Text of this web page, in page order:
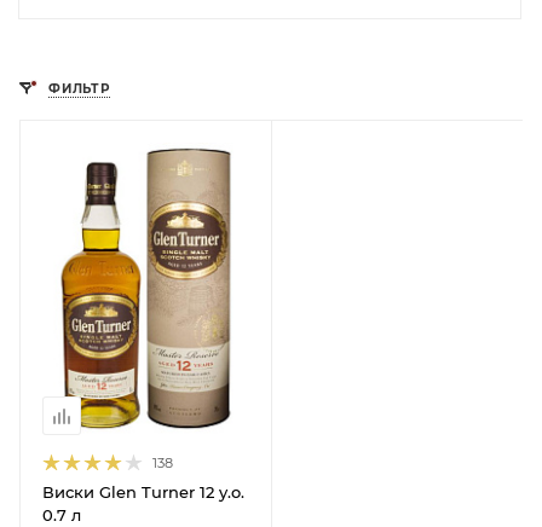
ФИЛЬТР
138
Виски Glen Turner 12 y.o.
0.7 л